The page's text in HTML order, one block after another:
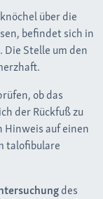
über die
befindet sich in
Die Stelle um den
ob das
der Rückfuß zu
Hinweis auf einen
talofibulare
des